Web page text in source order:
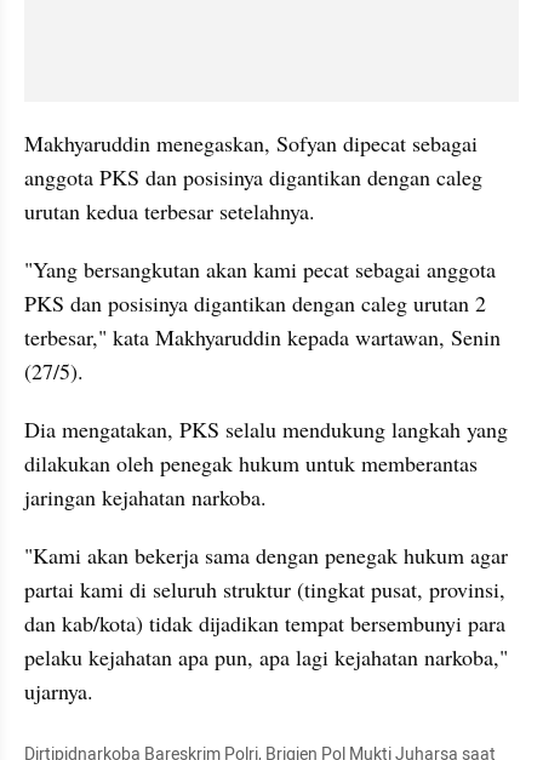
Makhyaruddin menegaskan, Sofyan dipecat sebagai
anggota PKS dan posisinya digantikan dengan caleg
urutan kedua terbesar setelahnya.
"Yang bersangkutan akan kami pecat sebagai anggota
PKS dan posisinya digantikan dengan caleg urutan 2
terbesar," kata Makhyaruddin kepada wartawan, Senin
(27/5).
Dia mengatakan, PKS selalu mendukung langkah yang
dilakukan oleh penegak hukum untuk memberantas
jaringan kejahatan narkoba.
"Kami akan bekerja sama dengan penegak hukum agar
partai kami di seluruh struktur (tingkat pusat, provinsi,
dan kab/kota) tidak dijadikan tempat bersembunyi para
pelaku kejahatan apa pun, apa lagi kejahatan narkoba,"
ujarnya.
Dirtipidnarkoba Bareskrim Polri, Brigjen Pol Mukti Juharsa saat